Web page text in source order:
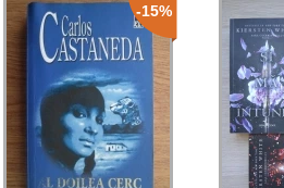
Sara Shepard - Micutele
mincinoase, volumul 4. Incredibil
IN STOC
Pret:18,00Lei
Adaugă în coș
Sara
si
Pret:
-15%